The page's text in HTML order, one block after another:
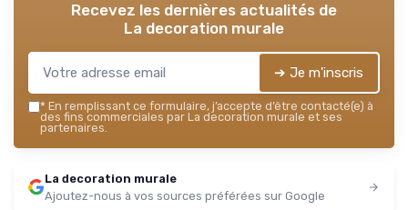
Recevez les dernières actualités de
La decoration murale
➔ Je m'inscris
* En remplissant ce formulaire, j’accepte d’être contacté(e) à
des fins commerciales par La decoration murale et ses
partenaires.
La decoration murale
Ajoutez-nous à vos sources préférées sur Google